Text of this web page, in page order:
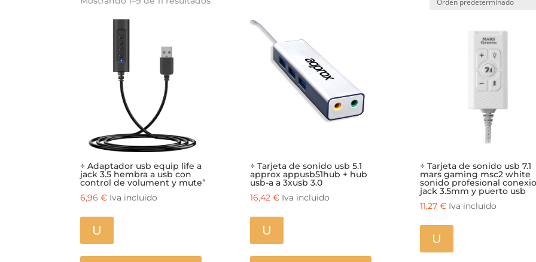
÷ Adaptador usb equip life a
jack 3.5 hembra a usb con
control de volument y mute”
6,96€ Iva incluido
U
÷ Tarjeta de sonido usb 5.1
approx appusb51hub + hub
usb-a a 3xusb 3.0
16,42 € Iva incluido
U
÷ Tarjeta de sonido usb 7.1
mars gaming msc2 white
sonido profesional
jack 3.5mm y puerto usb
11,27 € Iva incluido
U